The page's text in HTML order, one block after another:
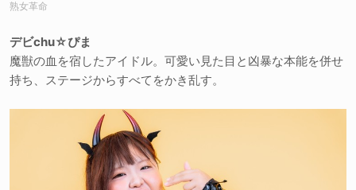
熟女革命
デビchu☆ぴま
魔獣の血を宿したアイドル。可愛い見た目と凶暴な本能を併せ
持ち、ステージからすべてをかき乱す。